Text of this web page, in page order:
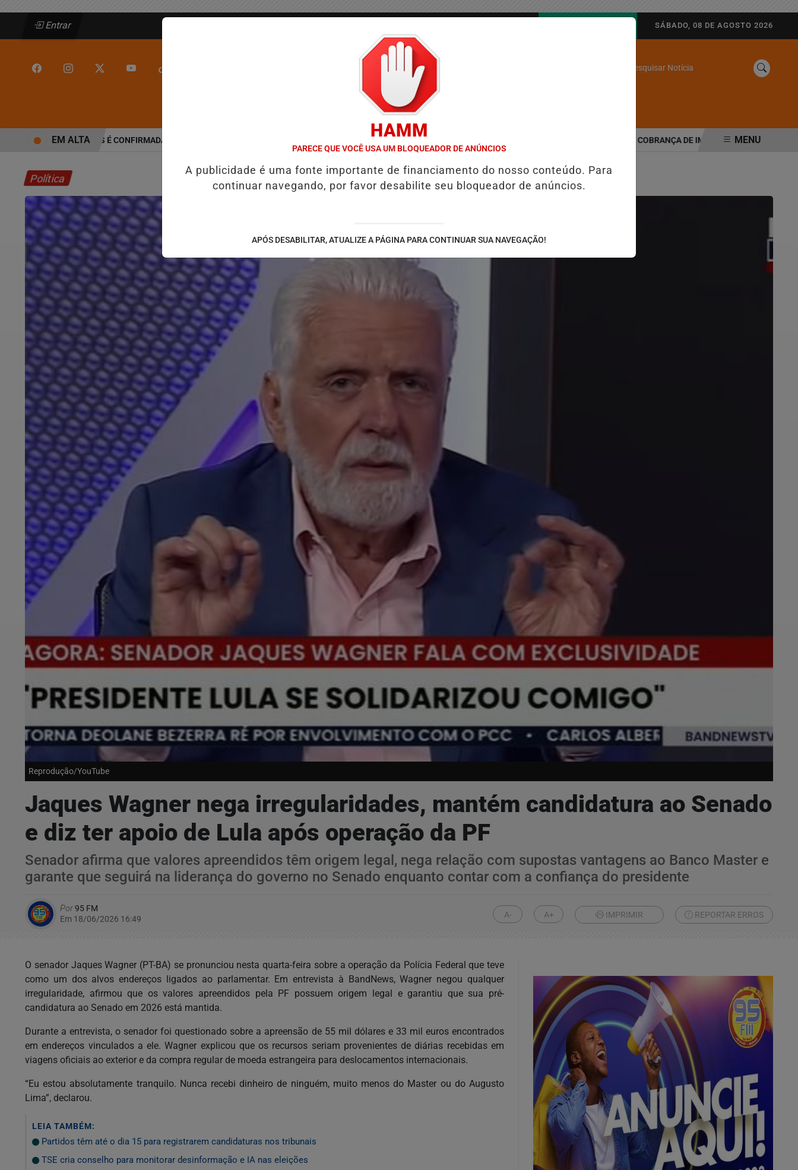
Entrar SÁBADO, 08 DE AGOSTO 2026
Pesquisar Notícia
/ PUBLICIDADES LEGAIS
ALINE BARROS É CONFIRMADA NO DIA DO EVANGÉLICO EM JEQUIÉ E REFORÇA PROGRAMAÇÃO COM THALLES ROBERTO REFORMA TRIBUTÁRIA MUDA COBRANÇA DE IMPOSTOS NAS MAQUININHAS
EM ALTA MENU
Política
Reprodução/YouTube
Jaques Wagner nega irregularidades, mantém candidatura ao Senado
e diz ter apoio de Lula após operação da PF
Senador afirma que valores apreendidos têm origem legal, nega relação com supostas vantagens ao Banco Master e
garante que seguirá na liderança do governo no Senado enquanto contar com a confiança do presidente
Por95 FM
Em 18/06/2026 16:49
A- A+ IMPRIMIR REPORTAR ERROS
O senador Jaques Wagner (PT-BA) se pronunciou nesta quarta-feira sobre a operação da Polícia Federal que teve
como um dos alvos endereços ligados ao parlamentar. Em entrevista à BandNews, Wagner negou qualquer
irregularidade, afirmou que os valores apreendidos pela PF possuem origem legal e garantiu que sua pré-
candidatura ao Senado em 2026 está mantida.
Durante a entrevista, o senador foi questionado sobre a apreensão de 55 mil dólares e 33 mil euros encontrados
em endereços vinculados a ele. Wagner explicou que os recursos seriam provenientes de diárias recebidas em
viagens oficiais ao exterior e da compra regular de moeda estrangeira para deslocamentos internacionais.
“Eu estou absolutamente tranquilo. Nunca recebi dinheiro de ninguém, muito menos do Master ou do Augusto
Lima”, declarou.
LEIA TAMBÉM:
Partidos têm até o dia 15 para registrarem candidaturas nos tribunais
TSE cria conselho para monitorar desinformação e IA nas eleições
HAMM
PARECE QUE VOCÊ USA UM BLOQUEADOR DE ANÚNCIOS
A publicidade é uma fonte importante de financiamento do nosso conteúdo. Para
continuar navegando, por favor desabilite seu bloqueador de anúncios.
APÓS DESABILITAR, ATUALIZE A PÁGINA PARA CONTINUAR SUA NAVEGAÇÃO!